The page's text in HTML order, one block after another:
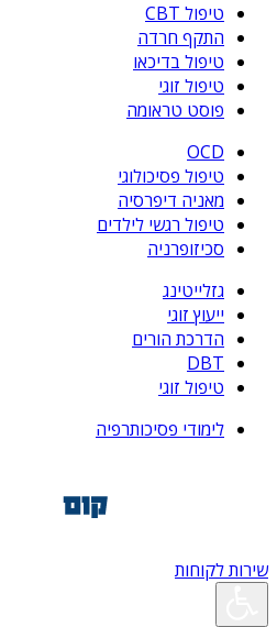
טיפול CBT
התקף חרדה
טיפול בדיכאו
טיפול זוגי
פוסט טראומה
OCD
טיפול פסיכולוגי
מאניה דיפרסיה
טיפול רגשי לילדים
סכיזופרניה
גזלייטינג
ייעוץ זוגי
הדרכת הורים
DBT
טיפול זוגי
לימודי פסיכותרפיה
שירות לקוחות